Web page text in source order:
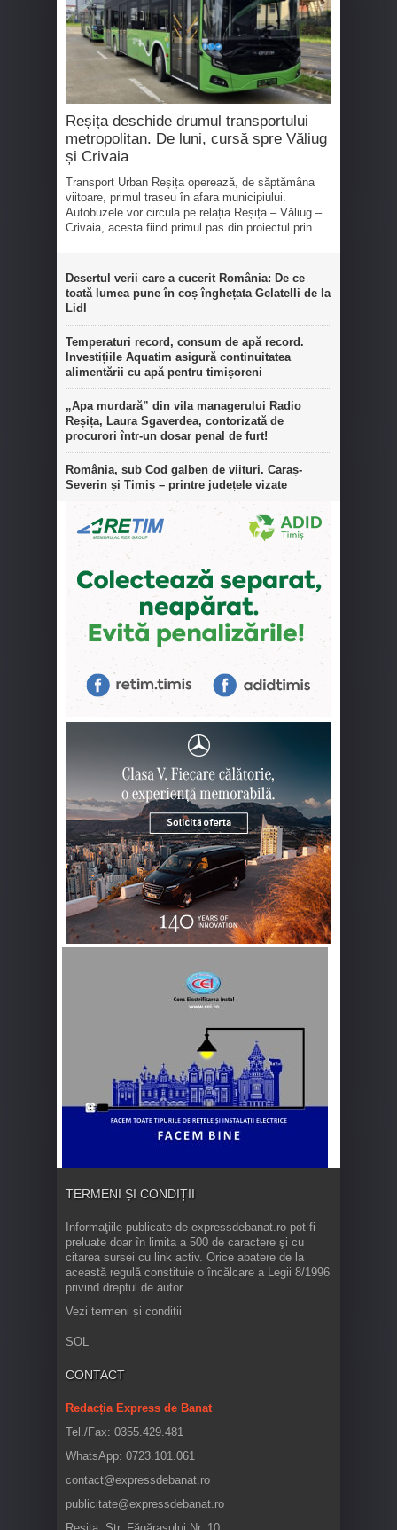
Reșița deschide drumul transportului
metropolitan. De luni, cursă spre Văliug
și Crivaia
Transport Urban Reșița operează, de săptămâna
viitoare, primul traseu în afara municipiului.
Autobuzele vor circula pe relația Reșița – Văliug –
Crivaia, acesta fiind primul pas din proiectul prin...
Desertul verii care a cucerit România: De ce
toată lumea pune în coș înghețata Gelatelli de la
Lidl
Temperaturi record, consum de apă record.
Investițiile Aquatim asigură continuitatea
alimentării cu apă pentru timișoreni
„Apa murdară” din vila managerului Radio
Reșița, Laura Sgaverdea, contorizată de
procurori într-un dosar penal de furt!
România, sub Cod galben de viituri. Caraș-
Severin și Timiș – printre județele vizate
TERMENI ȘI CONDIȚII
Informaţiile publicate de expressdebanat.ro pot fi
preluate doar în limita a 500 de caractere şi cu
citarea sursei cu link activ. Orice abatere de la
această regulă constituie o încălcare a Legii 8/1996
privind dreptul de autor.
Vezi termeni și condiții
SOL
CONTACT
Redacția Express de Banat
Tel./Fax: 0355.429.481
WhatsApp: 0723.101.061
contact@expressdebanat.ro
publicitate@expressdebanat.ro